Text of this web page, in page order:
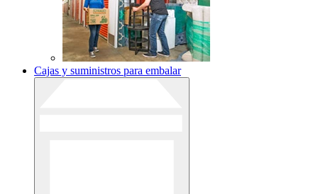
Cajas y suministros para embalar